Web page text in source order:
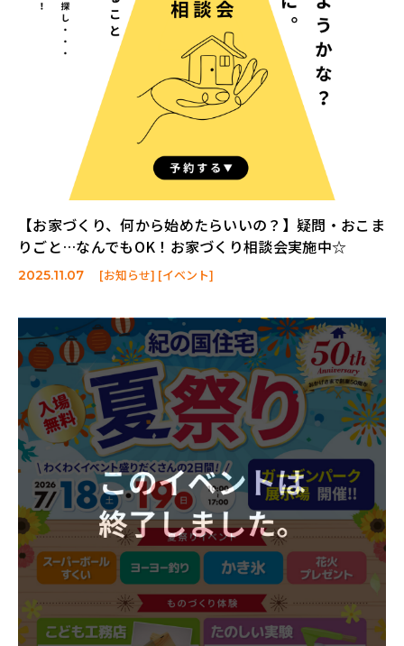
【お家づくり、何から始めたらいいの？】疑問・おこま
りごと…なんでもOK！お家づくり相談会実施中☆
2025.11.07 [お知らせ] [イベント]